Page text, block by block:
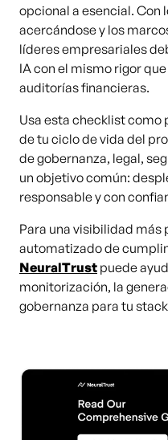
opcional a esencial. Con
acercándose y los
líderes empresariales
IA con el mismo rigor
auditorías financieras.
Usa esta checklist
de tu ciclo de vida del
de gobernanza, legal,
un objetivo común:
responsable y con
Para una visibilidad más
automatizado de
NeuralTrust puede
monitorización, la
gobernanza para tu